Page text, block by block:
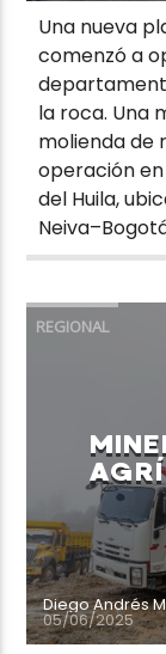
Una nueva
comenzó a
la roca. Una
molienda de
operación
del Huila,
REGIONAL
Diego Andrés
05/06/2025